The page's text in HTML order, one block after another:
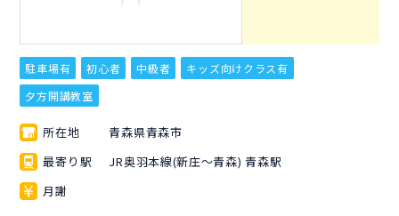
駐車場有 初心者 中級者
キッズ向けクラス有
夕方開講教室
所在地
青森県青森市
最寄り駅
JR奥羽本線(新庄～青森) 青森駅
月謝